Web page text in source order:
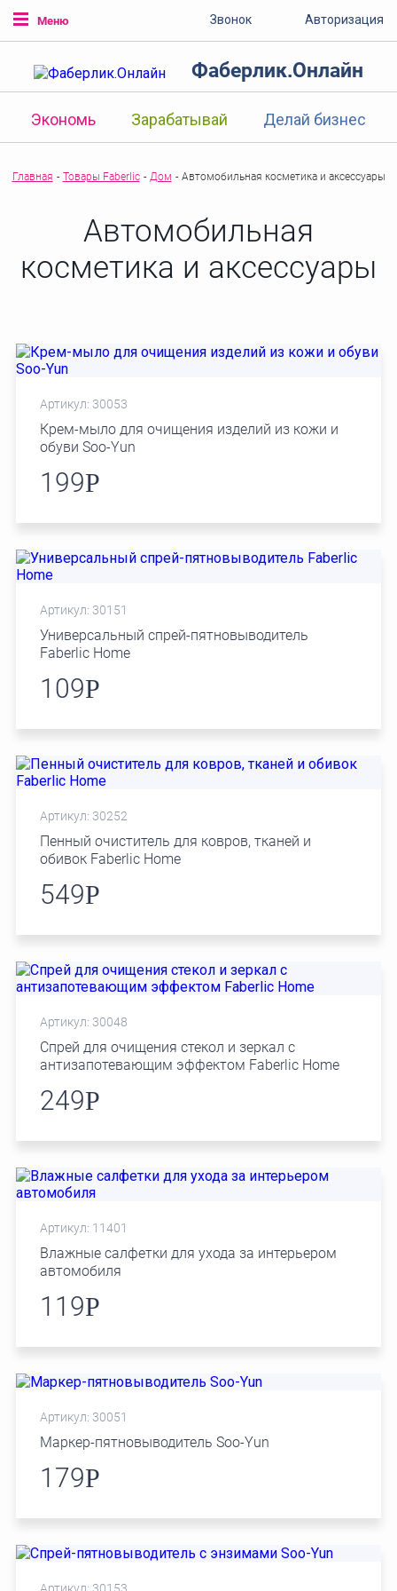
Меню Звонок Авторизация
Фаберлик.Онлайн
Экономь Зарабатывай Делай бизнес
Главная - Товары Faberlic - Дом - Автомобильная косметика и аксессуары
Автомобильная
косметика и аксессуары
Артикул: 30053
Крем-мыло для очищения изделий из кожи и
обуви Soo-Yun
199Р
Артикул: 30151
Универсальный спрей-пятновыводитель
Faberlic Home
109Р
Артикул: 30252
Пенный очиститель для ковров, тканей и
обивок Faberlic Home
549Р
Артикул: 30048
Спрей для очищения стекол и зеркал с
антизапотевающим эффектом Faberlic Home
249Р
Артикул: 11401
Влажные салфетки для ухода за интерьером
автомобиля
119Р
Артикул: 30051
Маркер-пятновыводитель Soo-Yun
179Р
Артикул: 30153